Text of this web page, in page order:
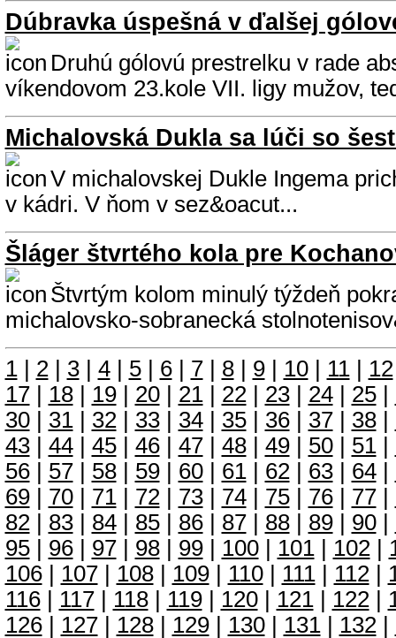
Dúbravka úspešná v ďalšej
Druhú gólovú prestrelku v rade
víkendovom 23.kole VII. ligy mužov,
Michalovská Dukla sa lúči so
V michalovskej Dukle Ingema
v kádri. V ňom v sez&oacut...
Šláger štvrtého kola pre
Štvrtým kolom minulý týždeň
michalovsko-sobranecká
1| 2| 3| 4| 5| 6| 7| 8| 9| 10| 11| 12
17| 18| 19| 20| 21| 22| 23| 24| 25|
30| 31| 32| 33| 34| 35| 36| 37| 38|
43| 44| 45| 46| 47| 48| 49| 50| 51|
56| 57| 58| 59| 60| 61| 62| 63| 64|
69| 70| 71| 72| 73| 74| 75| 76| 77|
82| 83| 84| 85| 86| 87| 88| 89| 90|
95| 96| 97| 98| 99| 100| 101| 102|
106| 107| 108| 109| 110| 111| 112|
116| 117| 118| 119| 120| 121| 122|
126| 127| 128| 129| 130| 131| 132|